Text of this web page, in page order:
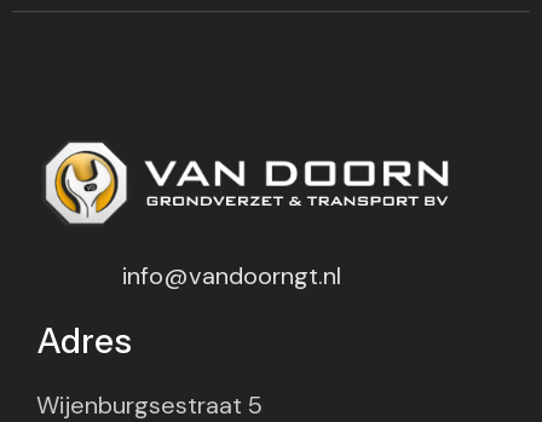
info@vandoorngt.nl
Adres
Wijenburgsestraat 5